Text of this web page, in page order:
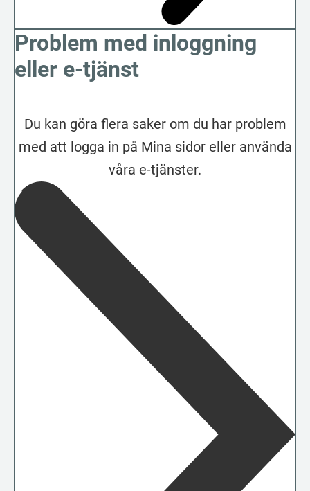
Problem med inloggning
eller e-tjänst
Du kan göra flera saker om du har problem
med att logga in på Mina sidor eller använda
våra e-tjänster.